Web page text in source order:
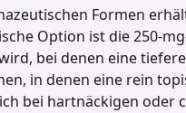
Formen
Option ist die
bei denen eine
in denen eine rein
bei hartnäckigen oder